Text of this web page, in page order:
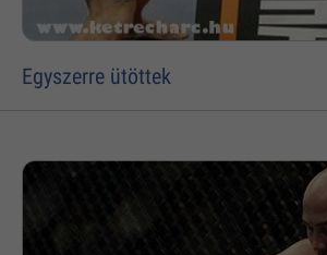
Egyszerre ütöttek